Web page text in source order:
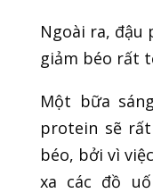
Ngoài ra, đậu
giảm béo rất
Một bữa
protein sẽ
béo, bởi vì
xa các đồ